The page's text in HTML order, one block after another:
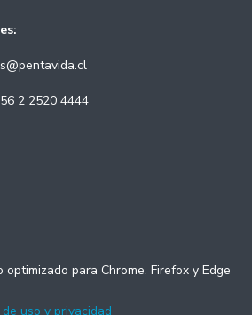
2 2520 4444
optimizado para Chrome, Firefox y Edge
uso y privacidad